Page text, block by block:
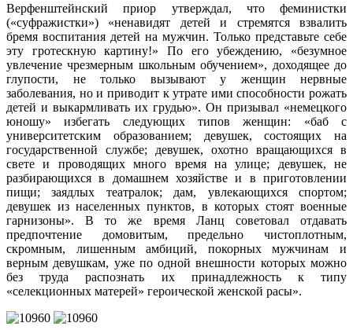
Верфенштейнский приор утверждал, что феминистки
(«суфражистки») «ненавидят детей и стремятся взвалить
бремя воспитания детей на мужчин. Только представьте себе
эту гротескную картину!» По его убеждению, «безумное
увлечение чрезмерным школьным обучением», доходящее до
глупости, не только вызывают у женщин нервные
заболевания, но и приводит к утрате ими способности рожать
детей и выкармливать их грудью». Он призывал «немецкого
юношу» избегать следующих типов женщин: «баб с
университетским образованием; девушек, состоящих на
государственной службе; девушек, охотно вращающихся в
свете и проводящих много время на улице; девушек, не
разбирающихся в домашнем хозяйстве и в приготовлении
пищи; заядлых театралок; дам, увлекающихся спортом;
девушек из населенных пунктов, в которых стоят военные
гарнизоны». В то же время Ланц советовал отдавать
предпочтение домовитым, предельно чистоплотным,
скромным, лишенным амбиций, покорных мужчинам и
верным девушкам, уже по одной внешности которых можно
без труда распознать их принадлежность к типу
«селекционных матерей» героической женской расы».